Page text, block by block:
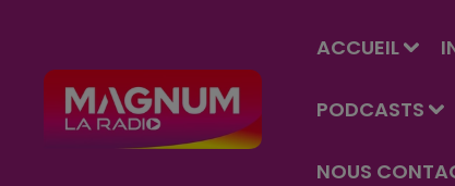
ACCUEIL
PODCASTS
NOUS